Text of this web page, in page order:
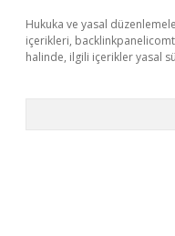
Hukuka ve yasal
içerikleri,
halinde, ilgili içerikler yasal